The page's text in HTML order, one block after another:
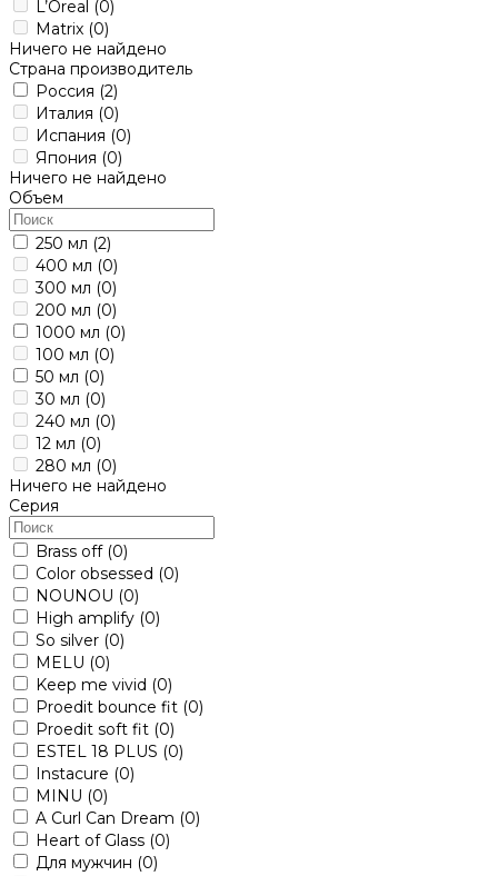
L’Oreal (0)
Matrix (0)
Ничего не найдено
Страна производитель
Россия (2)
Италия (0)
Испания (0)
Япония (0)
Ничего не найдено
Объем
250 мл (2)
400 мл (0)
300 мл (0)
200 мл (0)
1000 мл (0)
100 мл (0)
50 мл (0)
30 мл (0)
240 мл (0)
12 мл (0)
280 мл (0)
Ничего не найдено
Серия
Brass off (0)
Color obsessed (0)
NOUNOU (0)
High amplify (0)
So silver (0)
MELU (0)
Keep me vivid (0)
Proedit bounce fit (0)
Proedit soft fit (0)
ESTEL 18 PLUS (0)
Instacure (0)
MINU (0)
A Curl Can Dream (0)
Heart of Glass (0)
Для мужчин (0)